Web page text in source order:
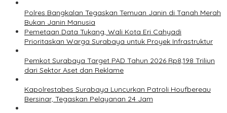
Polres Bangkalan Tegaskan Temuan Janin di Tanah Merah
Bukan Janin Manusia
Pemetaan Data Tukang, Wali Kota Eri Cahyadi
Prioritaskan Warga Surabaya untuk Proyek Infrastruktur
Pemkot Surabaya Target PAD Tahun 2026 Rp8,198 Triliun
dari Sektor Aset dan Reklame
Kapolrestabes Surabaya Luncurkan Patroli Houfbereau
Bersinar, Tegaskan Pelayanan 24 Jam